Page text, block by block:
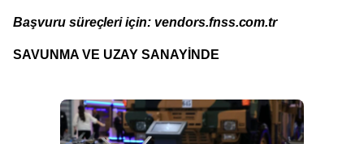
Başvuru süreçleri için: vendors.fnss.com.tr
SAVUNMA VE UZAY SANAYİNDE